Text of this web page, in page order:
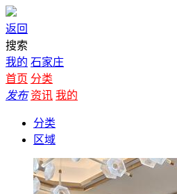
返回
搜索
我的 石家庄
首页 分类
发布 资讯 我的
分类
区域